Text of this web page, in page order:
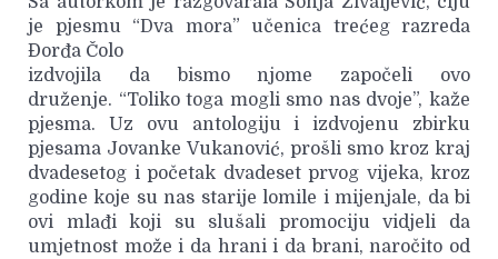
je pjesmu “Dva mora” učenica trećeg razreda
Đorđa Čolo
izdvojila da bismo njome započeli ovo
druženje. “Toliko toga mogli smo nas dvoje”, kaže
pjesma. Uz ovu antologiju i izdvojenu zbirku
pjesama Jovanke Vukanović, prošli smo kroz kraj
dvadesetog i početak dvadeset prvog vijeka, kroz
godine koje su nas starije lomile i mijenjale, da bi
ovi mlađi koji su slušali promociju vidjeli da
umjetnost može i da hrani i da brani, naročito od